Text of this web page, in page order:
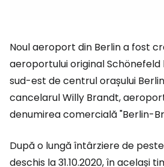
Noul aeroport din Berlin a fost
aeroportului original Schönefeld
sud-est de centrul orașului
cancelarul Willy Brandt,
denumirea comercială "Berlin-
După o lungă întârziere de
deschis la 31.10.2020, în același